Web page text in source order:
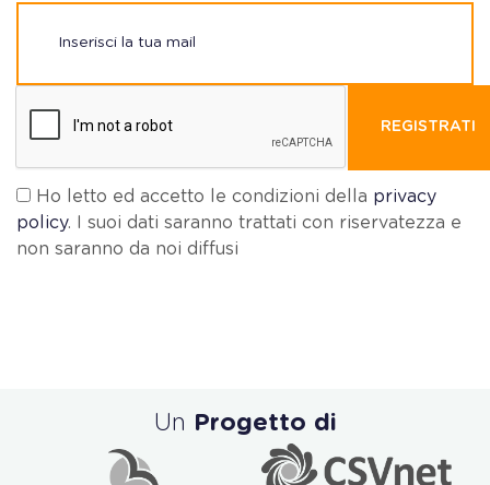
REGISTRATI
Ho letto ed accetto le condizioni della privacy
policy. I suoi dati saranno trattati con riservatezza e
non saranno da noi diffusi
Un Progetto di